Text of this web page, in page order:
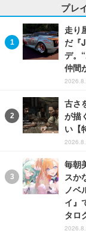
プレ
走り
だ『
デ。
仲間
古さ
が描
い【
毎朝
スか
ノベ
イ』
タロ